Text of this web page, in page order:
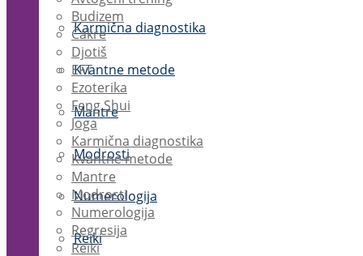
Karmična diagnostika
Kvantne metode
Mantre
Modrosti
Numerologija
Reiki
Budizem
Čakre
Djotiš
EFT
Ezoterika
Feng Shui
Joga
Karmična diagnostika
Kvantne metode
Mantre
Modrosti
Numerologija
Regresija
Reiki